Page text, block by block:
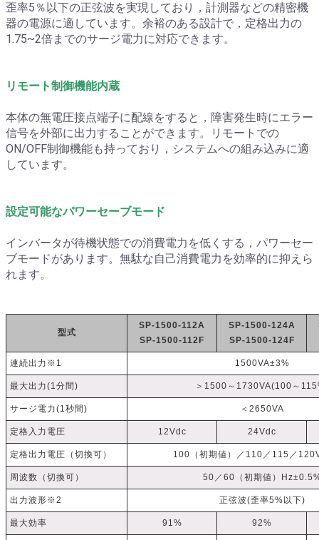
歪率5％以下の正弦波を実現しており，計測器などの精密機
器の電源に適しています。余裕のある設計で，定格出力の
1.75~2倍までのサージ電力に対応できます。
リモート制御機能内蔵
本体の無電圧接点端子に配線をすると，障害発生時にエラー
信号を外部に出力することができます。リモートでの
ON/OFF制御機能も持っており，システムへの組み込みに適
しています。
設定可能なパワーセーブモード
インバータが待機状態での消費電力を低くする，パワーセー
ブモードがあります。無駄な自己消費電力を効率的に抑えら
れます。
型式
SP-1500-112A
SP-1500-112F
SP-1500-124A
SP-1500-124F
連続出力※1 1500VA±3%
最大出力(1分間) ＞1500～1730VA(100～
サージ電力(1秒間) ＜2650VA
定格入力電圧 12Vdc 24Vdc
定格出力電圧（切換可） 100（初期値）／110／115／
周波数（切換可） 50／60（初期値）
出力波形※2 正弦波(歪率5%以下)
最大効率 91% 92%